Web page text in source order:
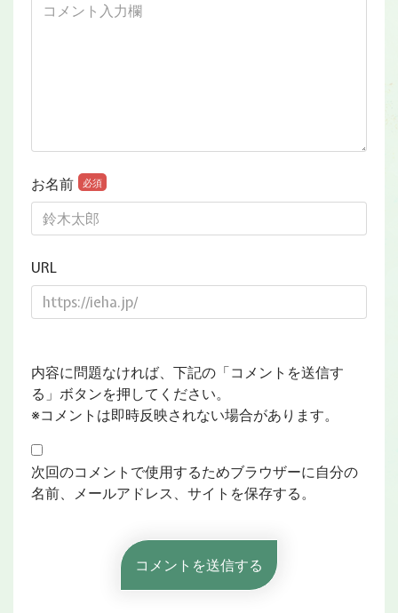
お名前 必須
URL
内容に問題なければ、下記の「コメントを送信す
る」ボタンを押してください。
※コメントは即時反映されない場合があります。
次回のコメントで使用するためブラウザーに自分の
名前、メールアドレス、サイトを保存する。